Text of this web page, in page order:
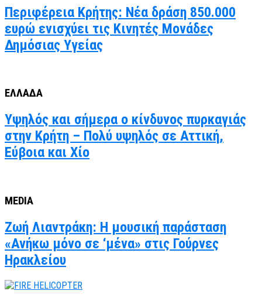
Περιφέρεια Κρήτης: Νέα δράση 850.000
ευρώ ενισχύει τις Κινητές Μονάδες
Δημόσιας Υγείας
ΕΛΛΑΔΑ
Υψηλός και σήμερα ο κίνδυνος πυρκαγιάς
στην Κρήτη – Πολύ υψηλός σε Αττική,
Εύβοια και Χίο
MEDIA
Ζωή Λιαντράκη: Η μουσική παράσταση
«Ανήκω μόνο σε ‘μένα» στις Γούρνες
Ηρακλείου